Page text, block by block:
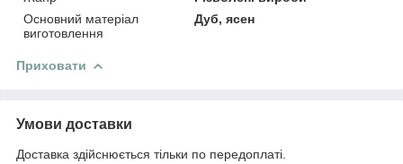
Основний матеріал
виготовлення
Дуб, ясен
Приховати
Умови доставки
Доставка здійснюється тільки по передоплаті.